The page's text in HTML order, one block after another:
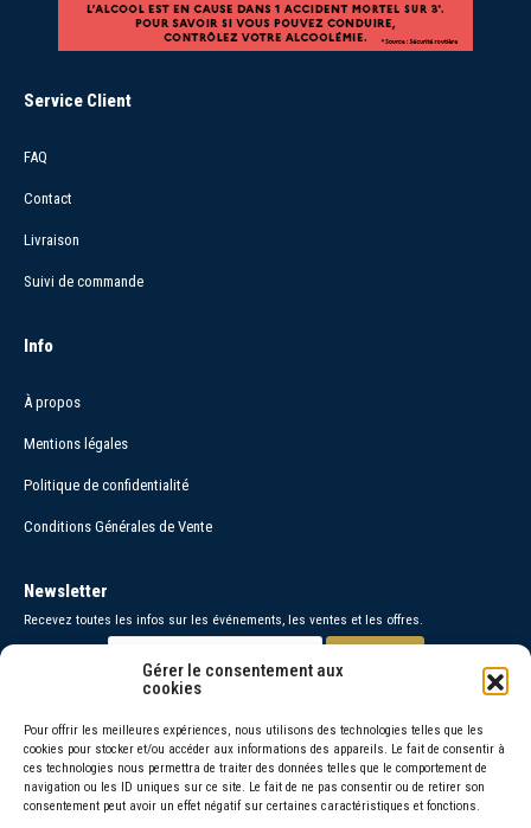
Gérer le consentement aux
cookies
Pour offrir les meilleures expériences, nous utilisons des technologies telles que les
cookies pour stocker et/ou accéder aux informations des appareils. Le fait de consentir à
ces technologies nous permettra de traiter des données telles que le comportement de
navigation ou les ID uniques sur ce site. Le fait de ne pas consentir ou de retirer son
consentement peut avoir un effet négatif sur certaines caractéristiques et fonctions.
Service Client
FAQ
Contact
Livraison
Suivi de commande
Info
À propos
Mentions légales
Politique de confidentialité
Conditions Générales de Vente
Newsletter
Recevez toutes les infos sur les événements, les ventes et les offres.
Contact
06 30 26 95 48 =
06 66 46 72 92 =